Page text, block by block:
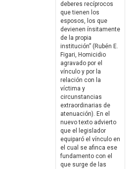
deberes recíprocos
que tienen los
esposos, los que
devienen ínsitamente
de la propia
institución” (Rubén E.
Figari, Homicidio
agravado por el
vínculo y por la
relación con la
víctima y
circunstancias
extraordinarias de
atenuación). En el
nuevo texto advierto
que el legislador
equiparó el vínculo en
el cual se afinca ese
fundamento con el
que surge de las